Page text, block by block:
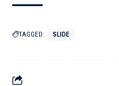
TAGGED: SLIDE